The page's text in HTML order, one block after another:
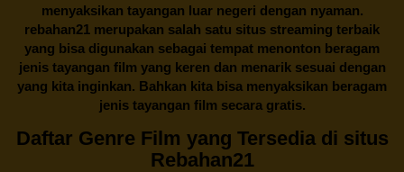
menyaksikan tayangan luar negeri dengan nyaman.
rebahan21 merupakan salah satu situs streaming terbaik
yang bisa digunakan sebagai tempat menonton beragam
jenis tayangan film yang keren dan menarik sesuai dengan
yang kita inginkan. Bahkan kita bisa menyaksikan beragam
jenis tayangan film secara gratis.
Daftar Genre Film yang Tersedia di situs
Rebahan21